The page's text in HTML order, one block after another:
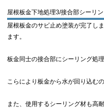
屋根板金下地処理3/接合部シーリ
屋根板金のサビ止め塗装が完了し
ます。
板金同士の接合部にシーリング処理
こらにより板金から水が回り込む
また、使用するシーリング材も高